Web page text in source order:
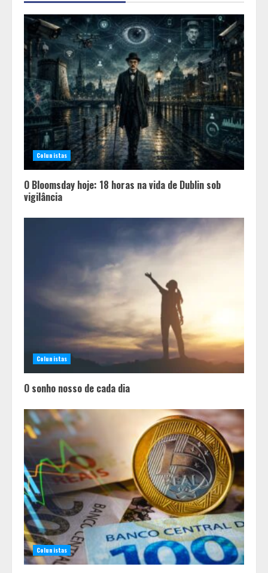
Colunistas
O Bloomsday hoje: 18 horas na vida de Dublin sob
vigilância
Colunistas
O sonho nosso de cada dia
Colunistas
2
Pesquisa revela atual perfil
universitário: adultos que
conciliam estudo, trabalho e
família
Os 10 comportamentos que mais